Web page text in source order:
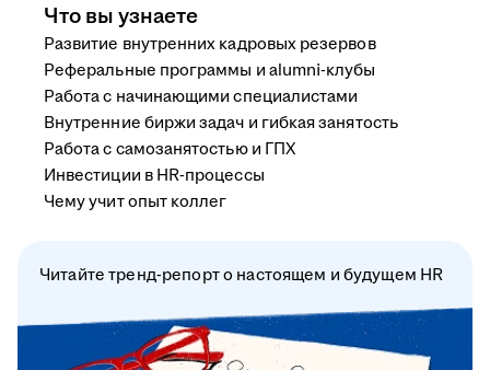
Что вы узнаете
Развитие внутренних кадровых резервов
Реферальные программы и alumni-клубы
Работа с начинающими специалистами
Внутренние биржи задач и гибкая занятость
Работа с самозанятостью и ГПХ
Инвестиции в HR-процессы
Чему учит опыт коллег
Читайте тренд-репорт о настоящем и будущем HR